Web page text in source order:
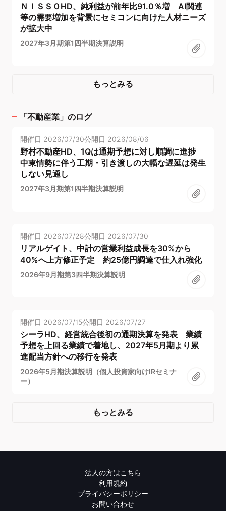
ＮＩＳＳＯHD、純利益が前年比91.0％増 AI関連
等の需要増加を背景にセミコンに向けた人材ニーズ
が拡大中
2027年3月期第1四半期決算説明
もっとみる
「不動産業 」のログ
開催日 2026/07/30公開日 2026/08/06
野村不動産HD、1Qは通期予想に対し順調に進捗
中東情勢に伴う工期・引き渡しの大幅な遅延は発生
しない見通し
2027年3月期第1四半期決算説明
開催日 2026/07/28公開日 2026/07/30
リアルゲイト、中計の営業利益成長を30%から
40%へ上方修正予定 約25億円調達で仕入れ強化
2026年9月期第3四半期決算説明
開催日 2026/07/15公開日 2026/07/27
シーラHD、経営統合後初の通期決算を発表 業績
予想を上回る業績で着地し、2027年5月期より累
進配当方針への移行を発表
2026年5月期決算説明（個人投資家向けIRセミナ
ー）
もっとみる
法人の方はこちら
利用規約
プライバシーポリシー
お問い合わせ